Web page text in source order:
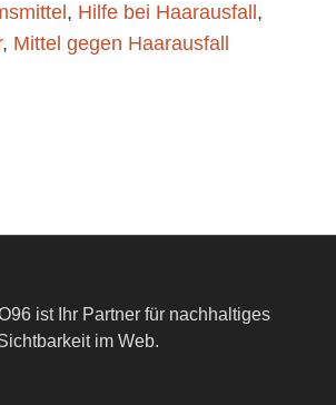
, Hilfe bei Haarausfall ,
, Mittel gegen Haarausfall
ist Ihr Partner für nachhaltiges
im Web.